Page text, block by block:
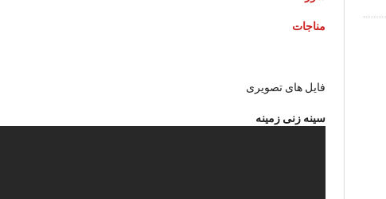
مناجات
فایل های تصویری
سینه زنی زمینه